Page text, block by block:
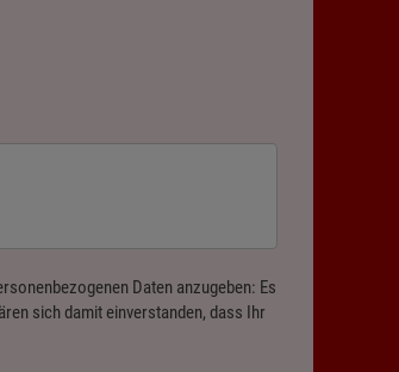
Daten anzugeben: Es
sich damit einverstanden, dass Ihr